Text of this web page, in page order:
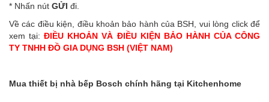
* Nhấn nút GỬI đi.
Về các điều kiện, điều khoản bảo hành của BSH, vui lòng click để
xem tại:ĐIỀU KHOẢN VÀ ĐIỀU KIỆN BẢO HÀNH CỦA CÔNG
TY TNHH ĐỒ GIA DỤNG BSH (VIỆT NAM)
Mua thiết bị nhà bếp Bosch chính hãng tại Kitchenhome